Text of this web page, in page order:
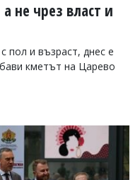
не чрез власт и
пол и възраст, днес е
кметът на Царево